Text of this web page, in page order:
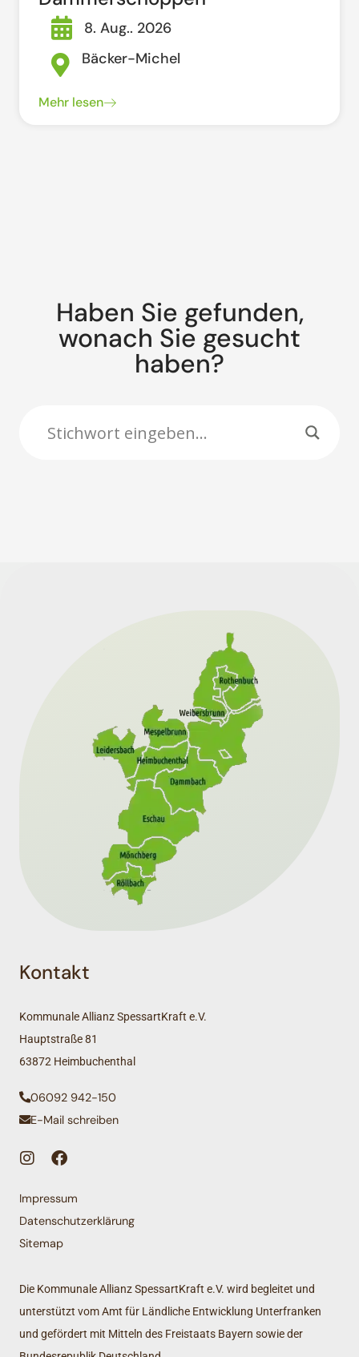
8. Aug.. 2026
Bäcker-Michel
Mehr lesen
Haben Sie gefunden,
wonach Sie gesucht
haben?
Kontakt
Kommunale Allianz SpessartKraft e.V.
Hauptstraße 81
63872 Heimbuchenthal
06092 942-150
E-Mail schreiben
Impressum
Datenschutzerklärung
Sitemap
Die Kommunale Allianz SpessartKraft e.V. wird begleitet und
unterstützt vom Amt für Ländliche Entwicklung Unterfranken
und gefördert mit Mitteln des Freistaats Bayern sowie der